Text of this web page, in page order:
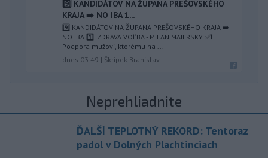
9️⃣ KANDIDÁTOV NA ŽUPANA PREŠOVSKÉHO
KRAJA ➡️ NO IBA 1️...
9️⃣ KANDIDÁTOV NA ŽUPANA PREŠOVSKÉHO KRAJA ➡️
NO IBA 1️⃣. ZDRAVÁ VOĽBA - MILAN MAJERSKÝ ✅️❗️
Podpora mužovi, ktorému na ...
dnes 03:49 | Škripek Branislav
Neprehliadnite
ĎALŠÍ TEPLOTNÝ REKORD: Tentoraz
padol v Dolných Plachtinciach